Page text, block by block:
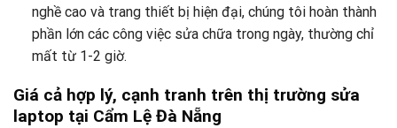
nghề cao và trang thiết bị hiện đại, chúng tôi hoàn thành
phần lớn các công việc sửa chữa trong ngày, thường chỉ
mất từ 1-2 giờ.
Giá cả hợp lý, cạnh tranh trên thị trường sửa
laptop tại Cẩm Lệ Đà Nẵng